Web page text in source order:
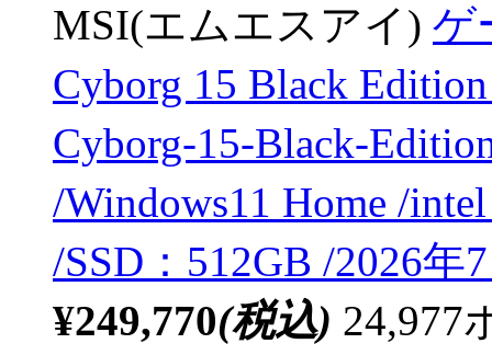
MSI(エムエスアイ) ゲ
Cyborg 15 Black
Cyborg-15-Black-
/Windows11 Home /
/SSD：512GB /2026
¥249,770(税込) 24,977